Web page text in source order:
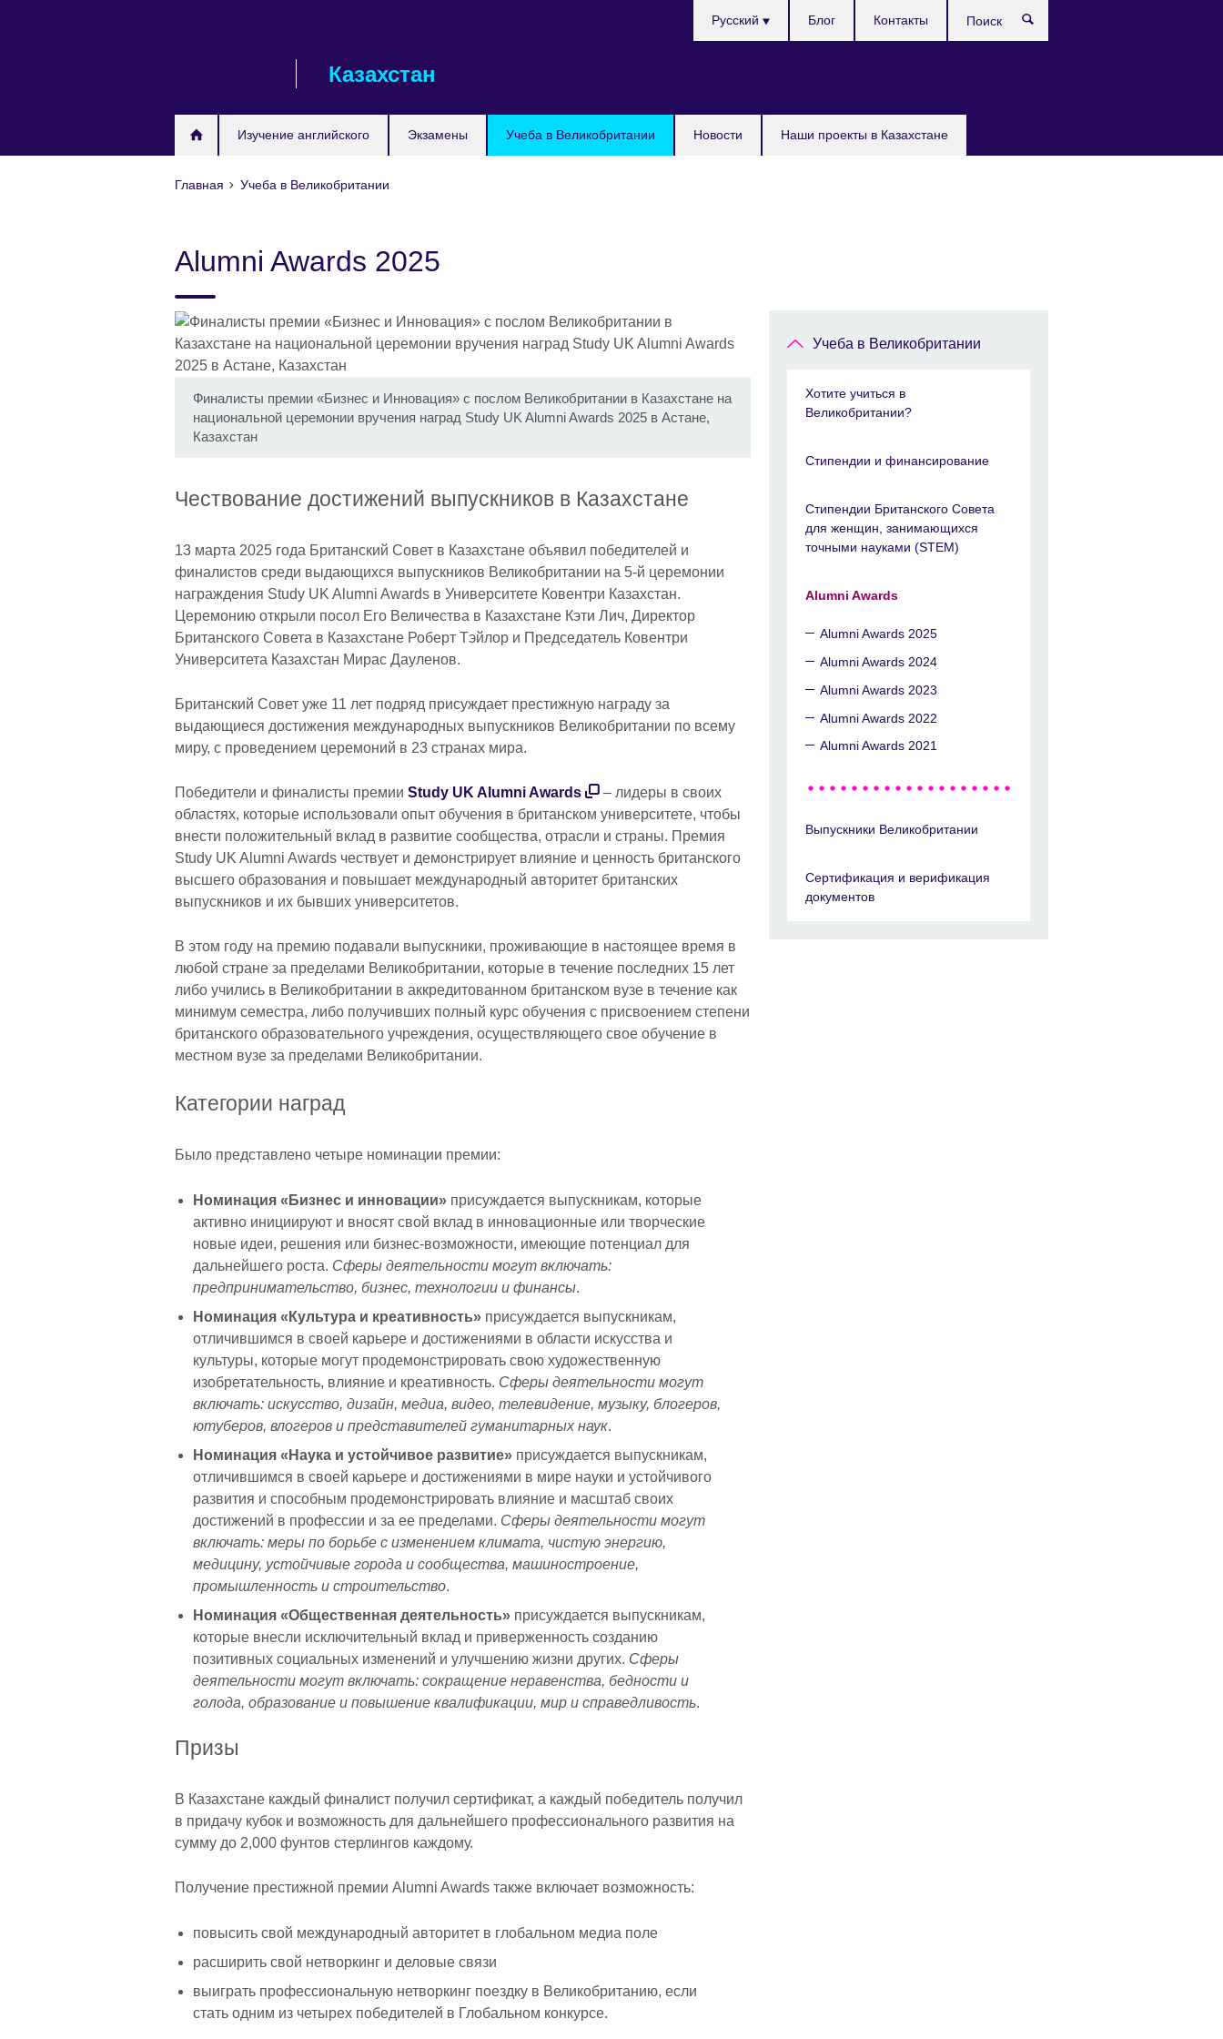
Казахстан
Изучение английского Экзамены Учеба в Великобритании Новости Наши проекты в Казахстане
язык
Русский Блог Контакты
Главная Учеба в Великобритании
Alumni Awards 2025
Финалисты премии «Бизнес и Инновация» с послом Великобритании в Казахстане на
национальной церемонии вручения наград Study UK Alumni Awards 2025 в Астане,
Казахстан
Чествование достижений выпускников в Казахстане
13 марта 2025 года Британский Совет в Казахстане объявил победителей и
финалистов среди выдающихся выпускников Великобритании на 5-й церемонии
награждения Study UK Alumni Awards в Университете Ковентри Казахстан.
Церемонию открыли посол Его Величества в Казахстане Кэти Лич, Директор
Британского Совета в Казахстане Роберт Тэйлор и Председатель Ковентри
Университета Казахстан Мирас Дауленов.
Британский Совет уже 11 лет подряд присуждает престижную награду за
выдающиеся достижения международных выпускников Великобритании по всему
миру, с проведением церемоний в 23 странах мира.
Победители и финалисты премии Study UK Alumni Awards
– лидеры в своих
областях, которые использовали опыт обучения в британском университете, чтобы
внести положительный вклад в развитие сообщества, отрасли и страны. Премия
Study UK Alumni Awards чествует и демонстрирует влияние и ценность британского
высшего образования и повышает международный авторитет британских
выпускников и их бывших университетов.
В этом году на премию подавали выпускники, проживающие в настоящее время в
любой стране за пределами Великобритании, которые в течение последних 15 лет
либо учились в Великобритании в аккредитованном британском вузе в течение как
минимум семестра, либо получивших полный курс обучения с присвоением степени
британского образовательного учреждения, осуществляющего свое обучение в
местном вузе за пределами Великобритании.
Категории наград
Было представлено четыре номинации премии:
Номинация «Бизнес и инновации» присуждается выпускникам, которые
активно инициируют и вносят свой вклад в инновационные или творческие
новые идеи, решения или бизнес-возможности, имеющие потенциал для
дальнейшего роста. Сферы деятельности могут включать:
предпринимательство, бизнес, технологии и финансы.
Номинация «Культура и креативность» присуждается выпускникам,
отличившимся в своей карьере и достижениями в области искусства и
культуры, которые могут продемонстрировать свою художественную
изобретательность, влияние и креативность. Сферы деятельности могут
включать: искусство, дизайн, медиа, видео, телевидение, музыку, блогеров,
ютуберов, влогеров и представителей гуманитарных наук.
Номинация «Наука и устойчивое развитие» присуждается выпускникам,
отличившимся в своей карьере и достижениями в мире науки и устойчивого
развития и способным продемонстрировать влияние и масштаб своих
достижений в профессии и за ее пределами. Сферы деятельности могут
включать: меры по борьбе с изменением климата, чистую энергию,
медицину, устойчивые города и сообщества, машиностроение,
промышленность и строительство.
Номинация «Общественная деятельность» присуждается выпускникам,
которые внесли исключительный вклад и приверженность созданию
позитивных социальных изменений и улучшению жизни других. Сферы
деятельности могут включать: сокращение неравенства, бедности и
голода, образование и повышение квалификации, мир и справедливость.
Призы
В Казахстане каждый финалист получил сертификат, а каждый победитель получил
в придачу кубок и возможность для дальнейшего профессионального развития на
сумму до 2,000 фунтов стерлингов каждому.
Получение престижной премии Alumni Awards также включает возможность:
повысить свой международный авторитет в глобальном медиа поле
расширить свой нетворкинг и деловые связи
выиграть профессиональную нетворкинг поездку в Великобританию, если
стать одним из четырех победителей в Глобальном конкурсе.
Учеба в Великобритании
Хотите учиться в
Великобритании?
Стипендии и финансирование
Стипендии Британского Совета
для женщин, занимающихся
точными науками (STEM)
Alumni Awards
Alumni Awards 2025
Alumni Awards 2024
Alumni Awards 2023
Alumni Awards 2022
Alumni Awards 2021
Выпускники Великобритании
Сертификация и верификация
документов